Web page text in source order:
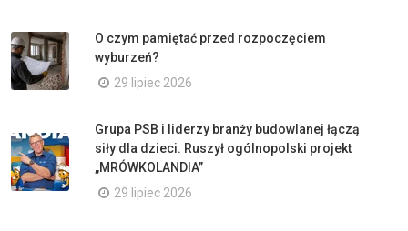
O czym pamiętać przed rozpoczęciem
wyburzeń?
29 lipiec 2026
Grupa PSB i liderzy branży budowlanej łączą
siły dla dzieci. Ruszył ogólnopolski projekt
„MRÓWKOLANDIA”
29 lipiec 2026